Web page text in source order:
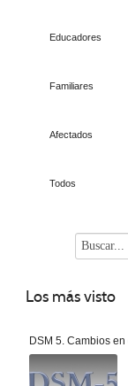
Educadores
Familiares
Afectados
Todos
Los más visto
DSM 5. Cambios